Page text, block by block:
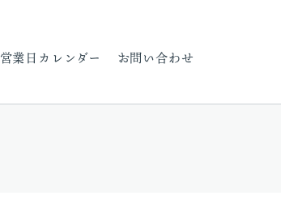
営業日カレンダー お問い合わせ